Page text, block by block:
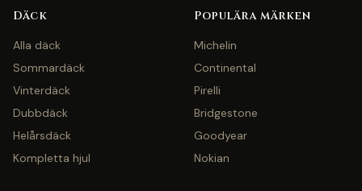
Däck
Alla däck
Sommardäck
Vinterdäck
Dubbdäck
Helårsdäck
Kompletta hjul
Populära märken
Michelin
Continental
Pirelli
Bridgestone
Goodyear
Nokian